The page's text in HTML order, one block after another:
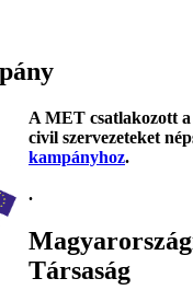
A MET csatlakozott
civil szervezeteket
kampányhoz.
.
Társaság